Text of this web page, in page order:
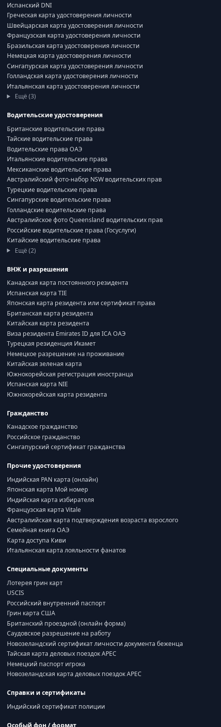
Испанский DNI
Греческая карта удостоверения личности
Швейцарская карта удостоверения личности
Французская карта удостоверения личности
Бразильская карта удостоверения личности
Немецкая карта удостоверения личности
Сингапурская карта удостоверения личности
Голландская карта удостоверения личности
Итальянская карта удостоверения личности
Ещё (3)
Водительские удостоверения
Британские водительские права
Тайские водительские права
Водительские права ОАЭ
Итальянские водительские права
Мексиканские водительские права
Австралийский фото-набор NSW водительских прав
Турецкие водительские права
Сингапурские водительские права
Голландские водительские права
Австралийское фото Queensland водительских прав
Российские водительские права (Госуслуги)
Китайские водительские права
Ещё (2)
ВНЖ и разрешения
Канадская карта постоянного резидента
Испанская карта TIE
Японская карта резидента или сертификат права
Британская карта резидента
Китайская карта резидента
Виза резидента Emirates ID для ICA ОАЭ
Турецкая резиденция Икамет
Немецкое разрешение на проживание
Китайская зеленая карта
Южнокорейская регистрация иностранца
Испанская карта NIE
Южнокорейская карта резидента
Гражданство
Канадское гражданство
Российское гражданство
Сингапурский сертификат гражданства
Прочие удостоверения
Индийская PAN карта (онлайн)
Японская карта Мой номер
Индийская карта избирателя
Французская карта Vitale
Австралийская карта подтверждения возраста взрослого
Семейная книга ОАЭ
Карта доступа Киви
Итальянская карта лояльности фанатов
Специальные документы
Лотерея грин карт
USCIS
Российский внутренний паспорт
Грин карта США
Британский проездной (онлайн форма)
Саудовское разрешение на работу
Новозеландский сертификат личности документа беженца
Тайская карта деловых поездок APEC
Немецкий паспорт игрока
Новозеландская карта деловых поездок APEC
Справки и сертификаты
Индийский сертификат полиции
Особый фон / формат